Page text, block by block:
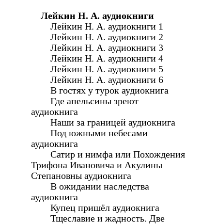
Лейкин Н. А. аудиокниги
Лейкин Н. А. аудиокниги 1
Лейкин Н. А. аудиокниги 2
Лейкин Н. А. аудиокниги 3
Лейкин Н. А. аудиокниги 4
Лейкин Н. А. аудиокниги 5
Лейкин Н. А. аудиокниги 6
В гостях у турок аудиокнига
Где апельсины зреют
аудиокнига
Наши за границей аудиокнига
Под южными небесами
аудиокнига
Сатир и нимфа или Похождения
Трифона Ивановича и Акулины
Степановны аудиокнига
В ожидании наследства
аудиокнига
Купец пришёл аудиокнига
Тщеславие и жадность. Две